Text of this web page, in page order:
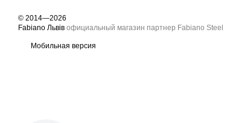
© 2014—2026
Fabiano Львів официальный магазин партнер Fabiano Steel
Мобильная версия